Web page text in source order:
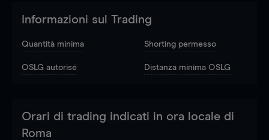
Informazioni sul Trading
Quantità minima Shorting permesso
OSLG autorisé Distanza minima OSLG
Orari di trading indicati in ora locale di
Roma